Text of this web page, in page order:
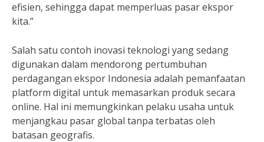
efisien, sehingga dapat memperluas pasar ekspor
kita.”
Salah satu contoh inovasi teknologi yang sedang
digunakan dalam mendorong pertumbuhan
perdagangan ekspor Indonesia adalah pemanfaatan
platform digital untuk memasarkan produk secara
online. Hal ini memungkinkan pelaku usaha untuk
menjangkau pasar global tanpa terbatas oleh
batasan geografis.